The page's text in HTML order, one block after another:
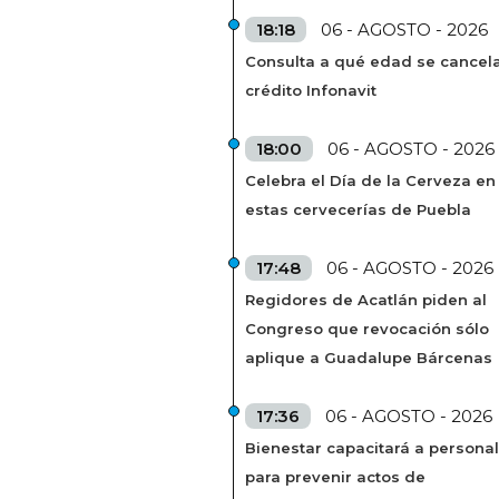
18:18 06 - AGOSTO - 2026
Consulta a qué edad se
crédito Infonavit
18:00 06 - AGOSTO - 2026
Celebra el Día de la Cerveza en
estas cervecerías de Puebla
17:48 06 - AGOSTO - 2026
Regidores de Acatlán piden al
Congreso que revocación sólo
aplique a Guadalupe Bárcenas
17:36 06 - AGOSTO - 2026
Bienestar capacitará a personal
para prevenir actos de